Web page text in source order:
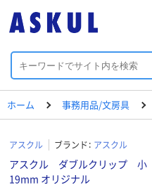
ホーム 事務用品/文房具
アスクル ブランド： アスクル
アスクル ダブルクリップ 小
19mm オリジナル